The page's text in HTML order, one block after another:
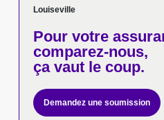
Louiseville
Pour votre
comparez-nous,
ça vaut le coup.
Demandez une soumission